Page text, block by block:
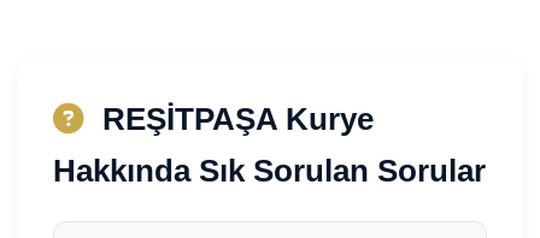
REŞİTPAŞA Kurye
Hakkında Sık Sorulan Sorular